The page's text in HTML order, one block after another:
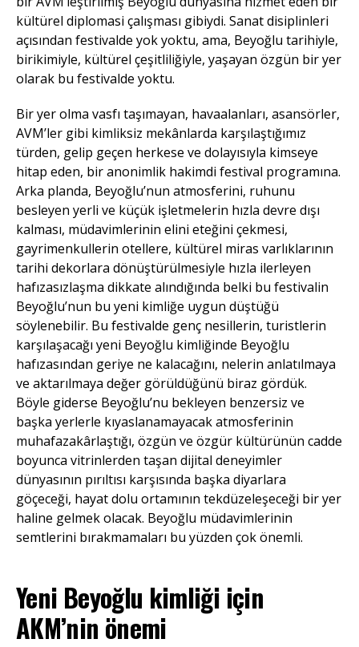
kültürel diplomasi çalışması gibiydi. Sanat disiplinleri
açısından festivalde yok yoktu, ama, Beyoğlu tarihiyle,
birikimiyle, kültürel çeşitliliğiyle, yaşayan özgün bir yer
olarak bu festivalde yoktu.
Bir yer olma vasfı taşımayan, havaalanları, asansörler,
AVM’ler gibi kimliksiz mekânlarda karşılaştığımız
türden, gelip geçen herkese ve dolayısıyla kimseye
hitap eden, bir anonimlik hakimdi festival programına.
Arka planda, Beyoğlu’nun atmosferini, ruhunu
besleyen yerli ve küçük işletmelerin hızla devre dışı
kalması, müdavimlerinin elini eteğini çekmesi,
gayrimenkullerin otellere, kültürel miras varlıklarının
tarihi dekorlara dönüştürülmesiyle hızla ilerleyen
hafızasızlaşma dikkate alındığında belki bu festivalin
Beyoğlu’nun bu yeni kimliğe uygun düştüğü
söylenebilir. Bu festivalde genç nesillerin, turistlerin
karşılaşacağı yeni Beyoğlu kimliğinde Beyoğlu
hafızasından geriye ne kalacağını, nelerin anlatılmaya
ve aktarılmaya değer görüldüğünü biraz gördük.
Böyle giderse Beyoğlu’nu bekleyen benzersiz ve
başka yerlerle kıyaslanamayacak atmosferinin
muhafazakârlaştığı, özgün ve özgür kültürünün cadde
boyunca vitrinlerden taşan dijital deneyimler
dünyasının pırıltısı karşısında başka diyarlara
göçeceği, hayat dolu ortamının tekdüzeleşeceği bir yer
haline gelmek olacak. Beyoğlu müdavimlerinin
semtlerini bırakmamaları bu yüzden çok önemli.
Yeni Beyoğlu kimliği için
AKM’nin önemi